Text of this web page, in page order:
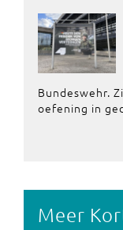
Bundeswehr.
oefening in
Meer